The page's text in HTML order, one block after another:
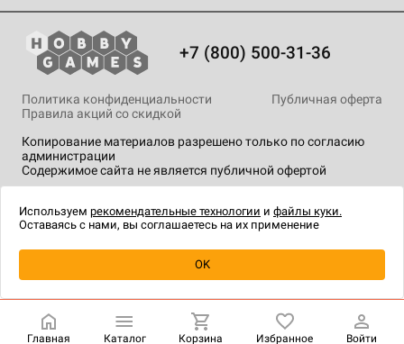
Уведомить о наличии
+7 (800) 500-31-36
Копирование материалов разрешено только по согласию
администрации
Содержимое сайта не является публичной офертой
Политика конфиденциальности
Публичная оферта
Правила акций со скидкой
технологии.
Главная Каталог Корзина Избранное Войти
Используем рекомендательные технологии и файлы куки.
Оставаясь с нами, вы соглашаетесь на их применение
OK